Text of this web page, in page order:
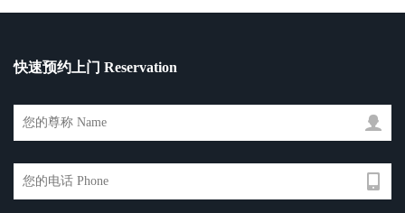
快速预约上门 Reservation